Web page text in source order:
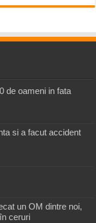
de oameni in fata
si a facut accident
un OM dintre noi,
ceruri